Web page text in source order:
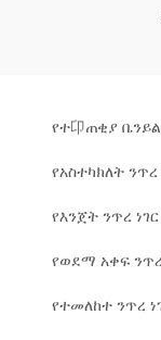
የተ卬ጠቂያ ቤንይል
የአስተካክለት
የእንጀት ንጥረ
የወደማ አቀፍ ንጥረ
የተመለከተ ንጥረ